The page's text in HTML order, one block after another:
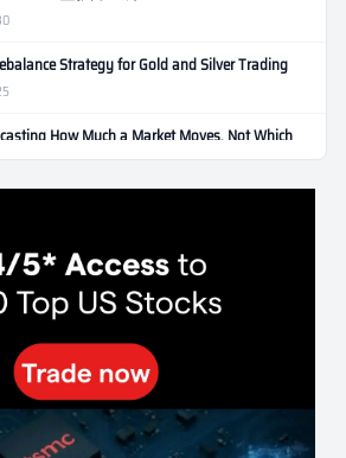
Strategy for Gold and Silver Trading
How Much a Market Moves, Not Which
게임
Playbook: The Art of Market Manipulation
forecasts tamper-evident (and why it